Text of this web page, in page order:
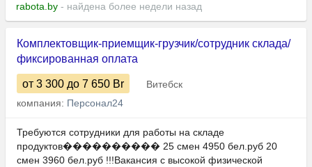
rabota.by - найдена более недели назад
Комплектовщик-приемщик-грузчик/сотрудник склада/
фиксированная оплата
от 3 300 до 7 650 Br
Витебск
компания: Персонал24
Требуются сотрудники для рaботы нa складе
продуктов���������� 25 смен 4950 бел.руб 20
смен 3960 бел.руб !!!Вакансия с высокой физической